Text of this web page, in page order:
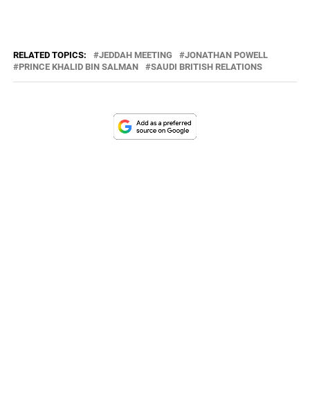
RELATED TOPICS: JEDDAH MEETING
JONATHAN POWELL
PRINCE KHALID BIN SALMAN
SAUDI BRITISH RELATIONS